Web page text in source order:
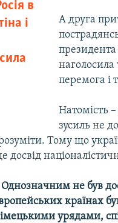
в
і
А друга
президента
наголосила
перемога і
Натомість –
зусиль не
Тому що
досвід
Однозначним не був
країнах
урядами,